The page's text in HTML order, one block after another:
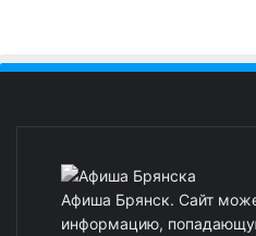
Афиша Брянск. Сайт
информацию,